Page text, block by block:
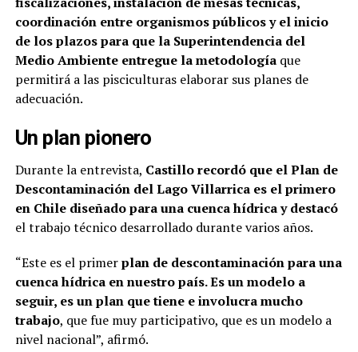
coordinación entre organismos públicos y el inicio
de los plazos para que la Superintendencia del
Medio Ambiente entregue la metodología que
permitirá a las pisciculturas elaborar sus planes de
adecuación.
Un plan pionero
Durante la entrevista, Castillo recordó que el Plan de
Descontaminación del Lago Villarrica es el primero
en Chile diseñado para una cuenca hídrica y destacó
el trabajo técnico desarrollado durante varios años.
“Este es el primerplan de descontaminación para una
cuenca hídrica en nuestro país. Es un modelo a
seguir, es un plan que tiene e involucra mucho
trabajo, que fue muy participativo, que es un modelo a
nivel nacional”, afirmó.